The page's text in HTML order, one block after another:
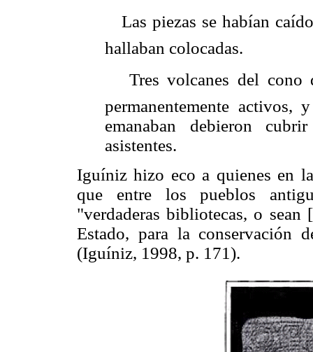
 Las piezas se habían
hallaban colocadas.
 Tres volcanes del cono
permanentemente
emanaban debieron
asistentes.
Iguíniz hizo eco a quienes en
que entre los pueblos
"verdaderas bibliotecas, o sean
Estado, para la conservación
(Iguíniz, 1998, p. 171).